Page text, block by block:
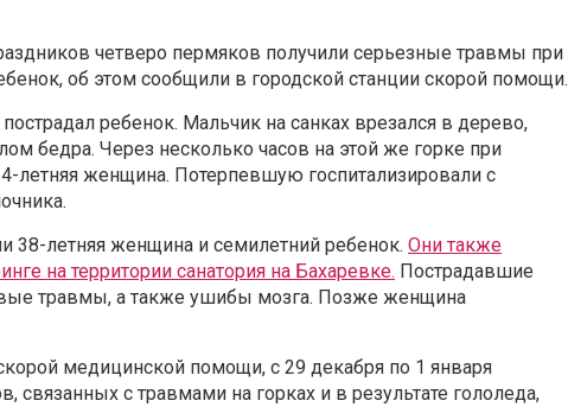
четверо пермяков получили серьезные травмы при
об этом сообщили в городской станции скорой помощи.
ребенок. Мальчик на санках врезался в дерево,
бедра. Через несколько часов на этой же горке при
летняя женщина. Потерпевшую госпитализировали с
38-летняя женщина и семилетний ребенок. Они также
на территории санатория на Бахаревке. Пострадавшие
травмы, а также ушибы мозга. Позже женщина
медицинской помощи, с 29 декабря по 1 января
связанных с травмами на горках и в результате гололеда,